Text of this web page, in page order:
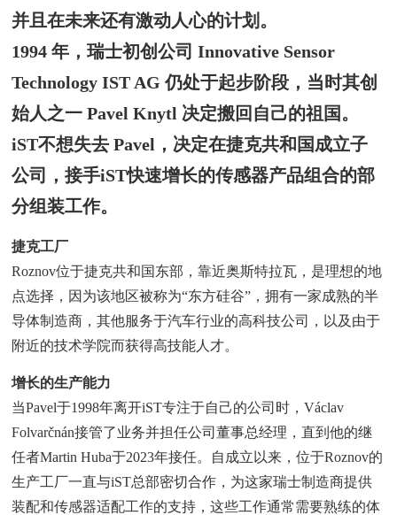
并且在未来还有激动人心的计划。
1994 年，瑞士初创公司 Innovative Sensor
Technology IST AG 仍处于起步阶段，当时其创
始人之一 Pavel Knytl 决定搬回自己的祖国。
iST不想失去 Pavel，决定在捷克共和国成立子
公司，接手iST快速增长的传感器产品组合的部
分组装工作。
捷克工厂
Roznov位于捷克共和国东部，靠近奥斯特拉瓦，是理想的地
点选择，因为该地区被称为“东方硅谷”，拥有一家成熟的半
导体制造商，其他服务于汽车行业的高科技公司，以及由于
附近的技术学院而获得高技能人才。
增长的生产能力
当Pavel于1998年离开iST专注于自己的公司时，Václav
Folvarčnán接管了业务并担任公司董事总经理，直到他的继
任者Martin Huba于2023年接任。自成立以来，位于Roznov的
生产工厂一直与iST总部密切合作，为这家瑞士制造商提供
装配和传感器适配工作的支持，这些工作通常需要熟练的体